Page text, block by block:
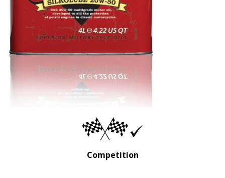
Competition